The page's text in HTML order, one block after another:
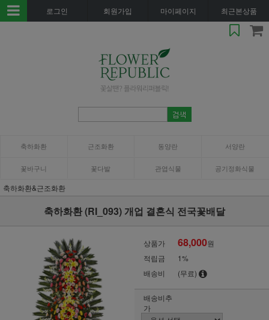
로그인 회원가입 마이페이지 최근본상품
축하화환 근조화환 동양란 서양란
꽃바구니 꽃다발 관엽식물 공기정화식물
축하화환&근조화환
축하화환 (RI_093) 개업 결혼식 전국꽃배달
상품가 68,000원
적립금
1%
배송비
(무료)
배송비추
가